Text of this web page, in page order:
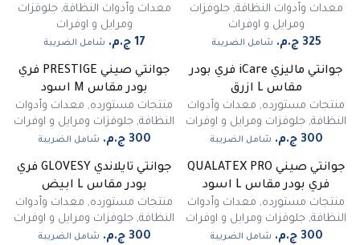
معدات وأدوات النظافة,جلوفزات
ومرايل و اوفرات
شامل الضريبة
معدات وأدوات النظافة,جلوفزات
ومرايل و اوفرات
شامل الضريبة
غير متوفرجوانتي ماليزي iCare فري بودر
مقاس L ازرق
منتجات مستورده, معدات وأدوات
النظافة, جلوفزات ومرايل و اوفرات
شامل الضريبة
جوانتي صيني PRESTIGE فري
بودر مقاس M اسود
منتجات مستورده, معدات وأدوات
النظافة, جلوفزات ومرايل و اوفرات
شامل الضريبة
جوانتي صيني QUALATEX PRO
فري بودر مقاس L اسود
منتجات مستورده, معدات وأدوات
النظافة, جلوفزات ومرايل و اوفرات
شامل الضريبة
غير متوفر
جوانتي تايلاندي GLOVESY فري
بودر مقاس L ابيض
منتجات مستورده, معدات وأدوات
النظافة, جلوفزات ومرايل و اوفرات
شامل الضريبة